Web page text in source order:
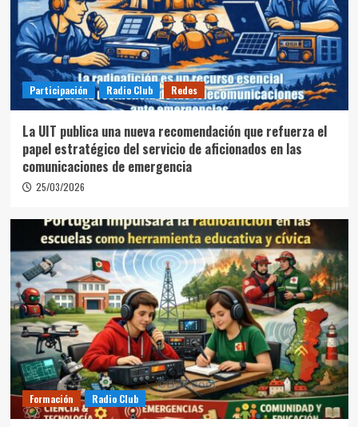
Participación Radio Club Redes
La UIT publica una nueva recomendación que refuerza el
papel estratégico del servicio de aficionados en las
comunicaciones de emergencia
25/03/2026
Formación Radio Club